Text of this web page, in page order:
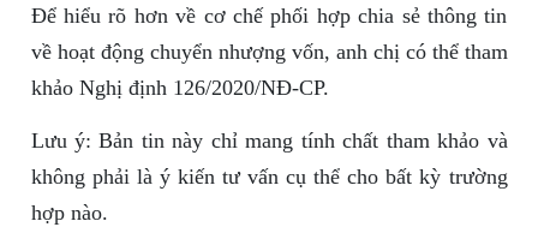
Để hiểu rõ hơn về cơ chế phối hợp chia sẻ thông tin
về hoạt động chuyển nhượng vốn, anh chị có thể tham
khảo Nghị định 126/2020/NĐ-CP.
Lưu ý: Bản tin này chỉ mang tính chất tham khảo và
không phải là ý kiến tư vấn cụ thể cho bất kỳ trường
hợp nào.